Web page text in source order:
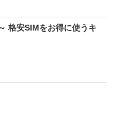
格安SIMをお得に使うキ